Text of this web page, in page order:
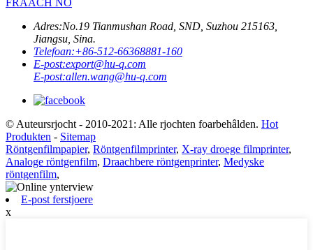
Adres:No.19 Tianmushan Road, SND, Suzhou 215163,
Jiangsu, Sina.
Telefoan:+86-512-66368881-160
E-post:export@hu-q.com
E-post:allen.wang@hu-q.com
© Auteursrjocht - 2010-2021: Alle rjochten foarbehâlden. Hot
Produkten - Sitemap
Röntgenfilmpapier, Röntgenfilmprinter, X-ray droege filmprinter,
Analoge röntgenfilm, Draachbere röntgenprinter, Medyske
röntgenfilm,
E-post ferstjoere
x